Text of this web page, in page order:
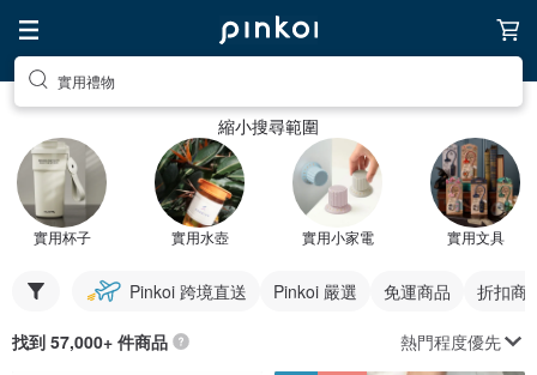
實用禮物
縮小搜尋範圍
實用杯子 實用水壺 實用小家電 實用文具
Pinkoi 跨境直送 Pinkoi 嚴選 免運商品 折扣商
找到 57,000+ 件商品 熱門程度優先